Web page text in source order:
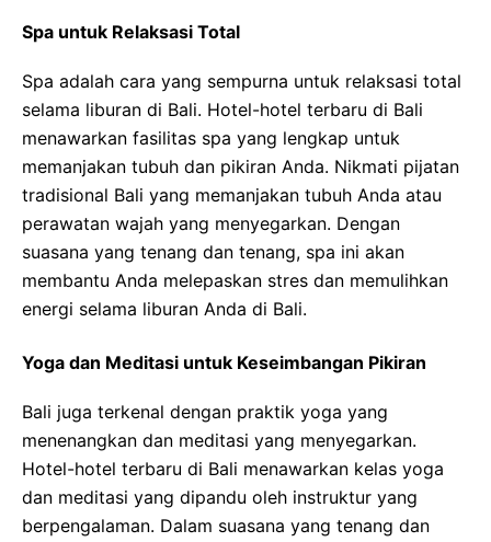
Spa untuk Relaksasi Total
Spa adalah cara yang sempurna untuk relaksasi total
selama liburan di Bali. Hotel-hotel terbaru di Bali
menawarkan fasilitas spa yang lengkap untuk
memanjakan tubuh dan pikiran Anda. Nikmati pijatan
tradisional Bali yang memanjakan tubuh Anda atau
perawatan wajah yang menyegarkan. Dengan
suasana yang tenang dan tenang, spa ini akan
membantu Anda melepaskan stres dan memulihkan
energi selama liburan Anda di Bali.
Yoga dan Meditasi untuk Keseimbangan Pikiran
Bali juga terkenal dengan praktik yoga yang
menenangkan dan meditasi yang menyegarkan.
Hotel-hotel terbaru di Bali menawarkan kelas yoga
dan meditasi yang dipandu oleh instruktur yang
berpengalaman. Dalam suasana yang tenang dan